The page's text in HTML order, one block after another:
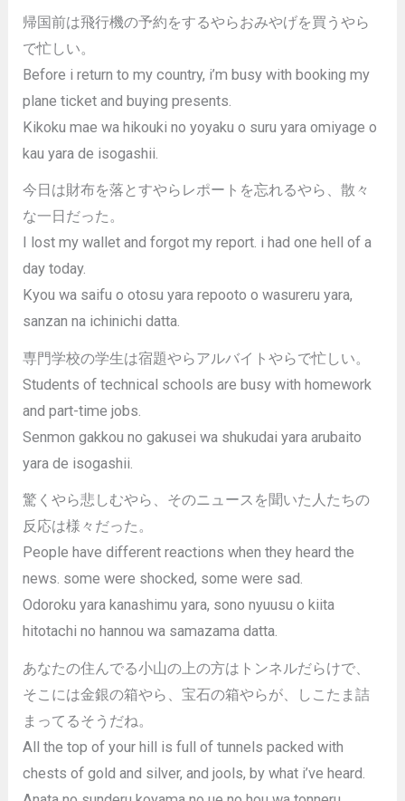
帰国前は飛行機の予約をするやらおみやげを買うやら
で忙しい。
Before i return to my country, i’m busy with booking my
plane ticket and buying presents.
Kikoku mae wa hikouki no yoyaku o suru yara omiyage o
kau yara de isogashii.
今日は財布を落とすやらレポートを忘れるやら、散々
な一日だった。
I lost my wallet and forgot my report. i had one hell of a
day today.
Kyou wa saifu o otosu yara repooto o wasureru yara,
sanzan na ichinichi datta.
専門学校の学生は宿題やらアルバイトやらで忙しい。
Students of technical schools are busy with homework
and part-time jobs.
Senmon gakkou no gakusei wa shukudai yara arubaito
yara de isogashii.
驚くやら悲しむやら、そのニュースを聞いた人たちの
反応は様々だった。
People have different reactions when they heard the
news. some were shocked, some were sad.
Odoroku yara kanashimu yara, sono nyuusu o kiita
hitotachi no hannou wa samazama datta.
あなたの住んでる小山の上の方はトンネルだらけで、
そこには金銀の箱やら、宝石の箱やらが、しこたま詰
まってるそうだね。
All the top of your hill is full of tunnels packed with
chests of gold and silver, and jools, by what i’ve heard.